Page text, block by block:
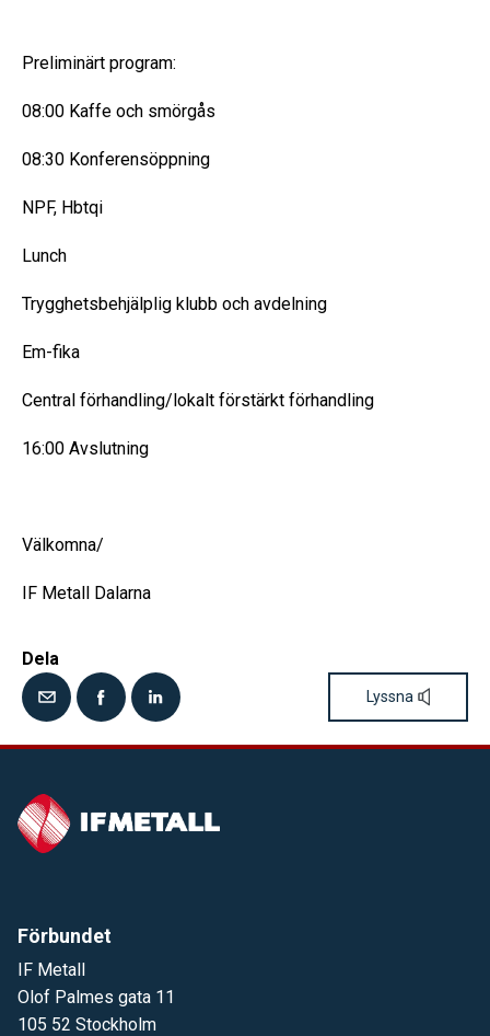
Preliminärt program:
08:00 Kaffe och smörgås
08:30 Konferensöppning
NPF, Hbtqi
Lunch
Trygghetsbehjälplig klubb och avdelning
Em-fika
Central förhandling/lokalt förstärkt förhandling
16:00 Avslutning
Välkomna/
IF Metall Dalarna
Dela
Lyssna
Förbundet
IF Metall
Olof Palmes gata 11
105 52 Stockholm